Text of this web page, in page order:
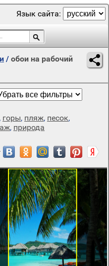
Язык сайта:
/ обои на рабочий
, горы, пляж, песок,
, природа